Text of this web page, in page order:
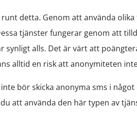
detta. Genom att använda
tjänster fungerar genom att
synligt alls. Det är värt att
alltid en risk att anonymiteten
bör skicka anonyma sms i
att använda den här typen av